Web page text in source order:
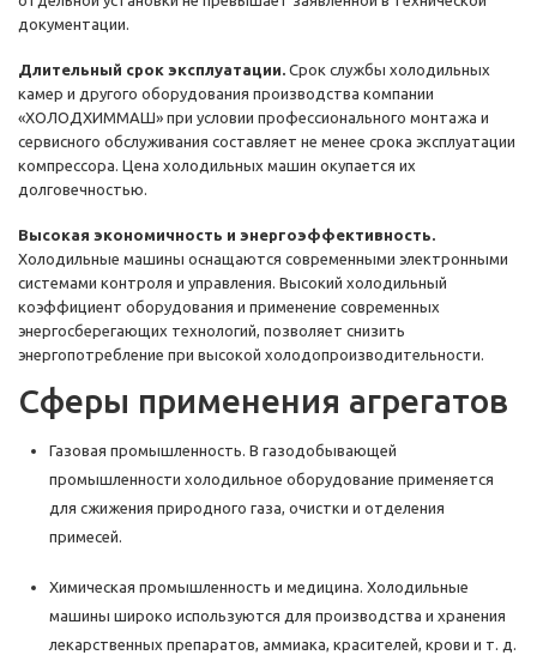
документации.
Длительный срок эксплуатации. Срок службы холодильных
камер и другого оборудования производства компании
«ХОЛОДХИММАШ» при условии профессионального монтажа и
сервисного обслуживания составляет не менее срока эксплуатации
компрессора. Цена холодильных машин окупается их
долговечностью.
Высокая экономичность и энергоэффективность.
Холодильные машины оснащаются современными электронными
системами контроля и управления. Высокий холодильный
коэффициент оборудования и применение современных
энергосберегающих технологий, позволяет снизить
энергопотребление при высокой холодопроизводительности.
Сферы применения агрегатов
Газовая промышленность. В газодобывающей
промышленности холодильное оборудование применяется
для сжижения природного газа, очистки и отделения
примесей.
Химическая промышленность и медицина. Холодильные
машины широко используются для производства и хранения
лекарственных препаратов, аммиака, красителей, крови и т. д.